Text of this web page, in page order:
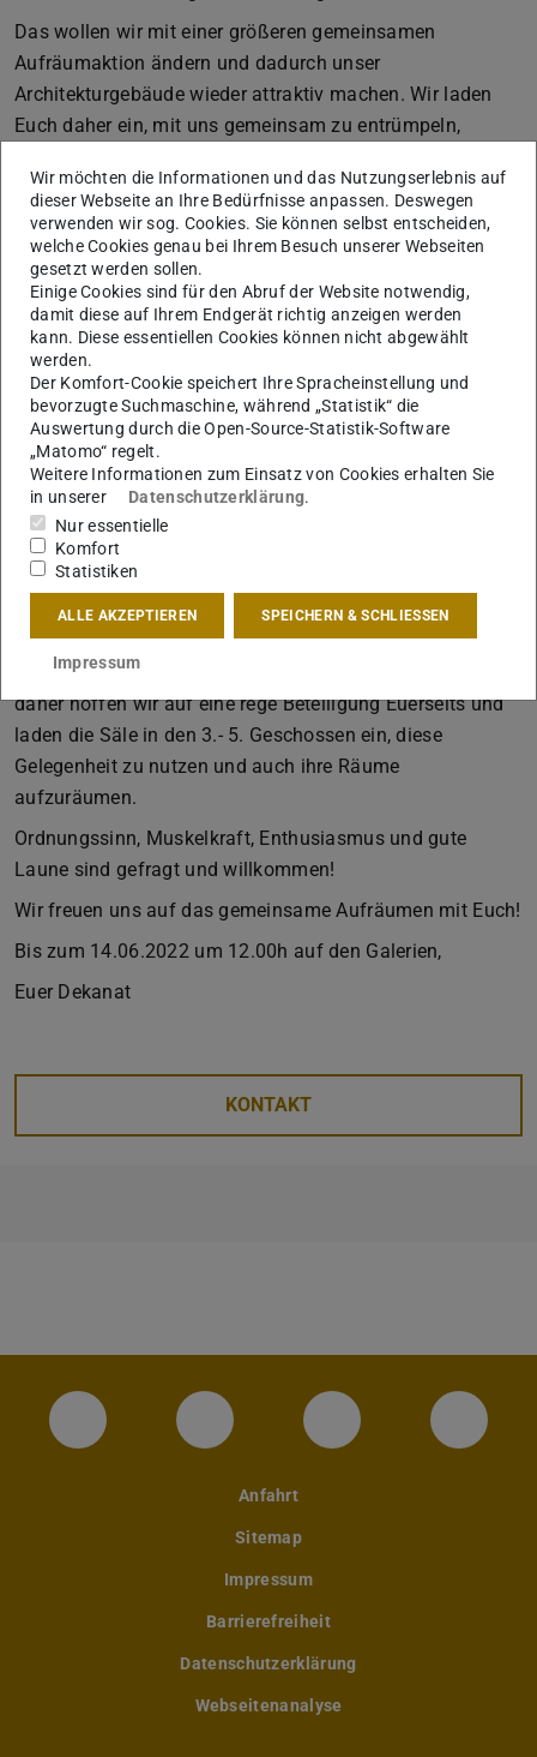
Das wollen wir mit einer größeren gemeinsamen
Aufräumaktion ändern und dadurch unser
Architekturgebäude wieder attraktiv machen. Wir laden
Euch daher ein, mit uns gemeinsam zu entrümpeln,
Am 14. und 15.06.2022 zwischen 12.00h und 14.00h
werden wir auf den Galerien und in den Arbeitssälen (1.
und 2.OG) aufräumen.
Als Vorbereitung möchten wir Euch bitten, Eure
persönlichen Sachen – Modelle, Pläne,
Modellbaumaterial, Arbeitsutensilien, … – in den
Arbeitssälen und auf den Galerien wegzuräumen. Was
nicht in die Spinde passt, muss bitte eindeutig
gekennzeichnet werden – Name, Semester,
Lehrveranstaltung, Arbeitssaal.
Da auch einige Möbel entsorgt werden sollen, müssen die
Tische in den Arbeitssälen unbedingt leergeräumt sein.
! Alles was an den genannten Tagen nicht aufgeräumt
An diesen beiden Tagen geht es um Eure Arbeitsräume,
daher hoffen wir auf eine rege Beteiligung Euerseits und
laden die Säle in den 3.- 5. Geschossen ein, diese
Gelegenheit zu nutzen und auch ihre Räume
aufzuräumen.
Ordnungssinn, Muskelkraft, Enthusiasmus und gute
Laune sind gefragt und willkommen!
Wir freuen uns auf das gemeinsame Aufräumen mit Euch!
Bis zum 14.06.2022 um 12.00h auf den Galerien,
Euer Dekanat
KONTAKT
Instagram-Seite des Fachbereichs
LinkedIn-Profil desFacebook-Seite
Anfahrt
Sitemap
Impressum
Barrierefreiheit
Datenschutzerklärung
Webseitenanalyse
Wir möchten die Informationen und das Nutzungserlebnis auf
dieser Webseite an Ihre Bedürfnisse anpassen. Deswegen
verwenden wir sog. Cookies. Sie können selbst entscheiden,
welche Cookies genau bei Ihrem Besuch unserer Webseiten
gesetzt werden sollen.
Einige Cookies sind für den Abruf der Website notwendig,
damit diese auf Ihrem Endgerät richtig anzeigen werden
kann. Diese essentiellen Cookies können nicht abgewählt
werden.
Der Komfort-Cookie speichert Ihre Spracheinstellung und
bevorzugte Suchmaschine, während „Statistik“ die
Auswertung durch die Open-Source-Statistik-Software
„Matomo“ regelt.
Weitere Informationen zum Einsatz von Cookies erhalten Sie
in unserer
Datenschutzerklärung.
Nur essentielle
Komfort
Statistiken
ALLE AKZEPTIEREN SPEICHERN & SCHLIESSEN
Impressum